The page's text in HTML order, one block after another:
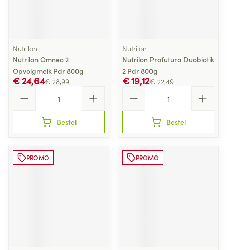
Nutrilon
Nutrilon Omneo 2
Opvolgmelk Pdr 800g
€ 28,99
€ 24,64
Bestel
Nutrilon
Nutrilon Profutura Duobiotik
2 Pdr 800g
€ 22,49
€ 19,12
Bestel
PROMO PROMO